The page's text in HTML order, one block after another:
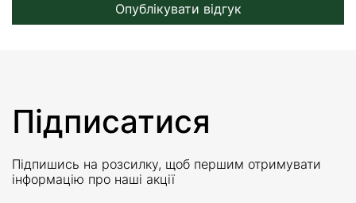
Опублікувати відгук
Підписатися
Підпишись на розсилку, щоб першим отримувати
інформацію про наші акції